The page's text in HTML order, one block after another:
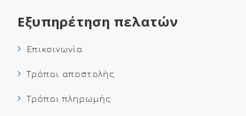
Εξυπηρέτηση πελατών
Επικοινωνία
Τρόποι αποστολής
Τρόποι πληρωμής